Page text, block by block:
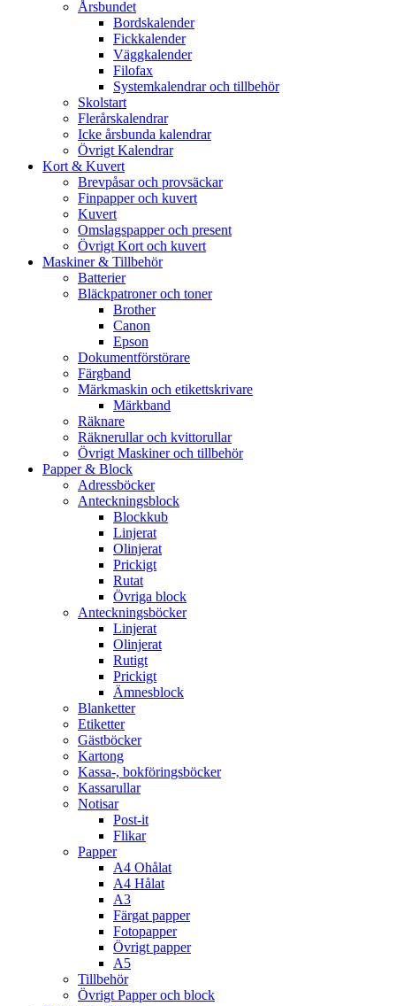
Årsbundet
Bordskalender
Fickkalender
Väggkalender
Filofax
Systemkalendrar och tillbehör
Skolstart
Flerårskalendrar
Icke årsbunda kalendrar
Övrigt Kalendrar
Kort & Kuvert
Brevpåsar och provsäckar
Finpapper och kuvert
Kuvert
Omslagspapper och present
Övrigt Kort och kuvert
Maskiner & Tillbehör
Batterier
Bläckpatroner och toner
Brother
Canon
Epson
Dokumentförstörare
Färgband
Märkmaskin och etikettskrivare
Märkband
Räknare
Räknerullar och kvittorullar
Övrigt Maskiner och tillbehör
Papper & Block
Adressböcker
Anteckningsblock
Blockkub
Linjerat
Olinjerat
Prickigt
Rutat
Övriga block
Anteckningsböcker
Linjerat
Olinjerat
Rutigt
Prickigt
Ämnesblock
Blanketter
Etiketter
Gästböcker
Kartong
Kassa-, bokföringsböcker
Kassarullar
Notisar
Post-it
Flikar
Papper
A4 Ohålat
A4 Hålat
A3
Färgat papper
Fotopapper
Övrigt papper
A5
Tillbehör
Övrigt Papper och block